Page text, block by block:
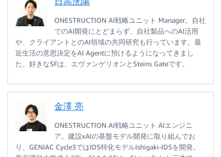
ONESTRUCTION AI戦略ユニット Manager。自社
でのAI開発にとどまらず、自社製品へのAI活用
や、クライアントとのAI領域の共同研究も行っています。最
近生活の意思決定をAI Agentに預けるようになってきまし
た。好きなSFは、エヴァンゲリオンとSteins Gateです。
金澤 亮
ONESTRUCTION AI戦略ユニット AIエンジニ
ア。建設xAIの基盤モデル開発に取り組んでお
り、GENIAC Cycle3ではIDS特化モデルIshigaki-IDSを開発。